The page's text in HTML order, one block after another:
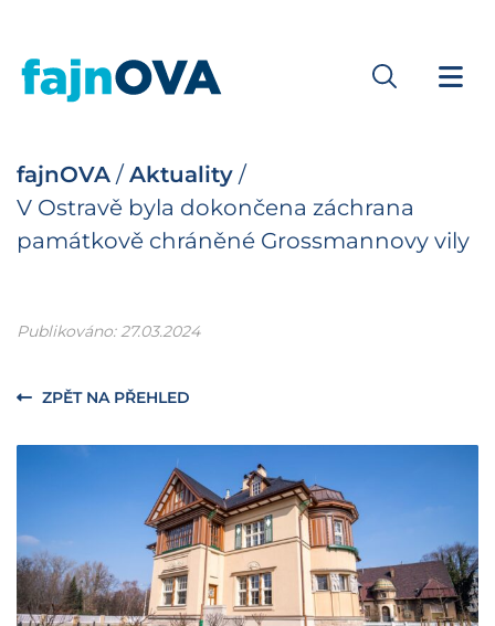
fajnOVA / Aktuality /
V Ostravě byla dokončena záchrana
památkově chráněné Grossmannovy vily
Publikováno: 27.03.2024
ZPĚT NA PŘEHLED